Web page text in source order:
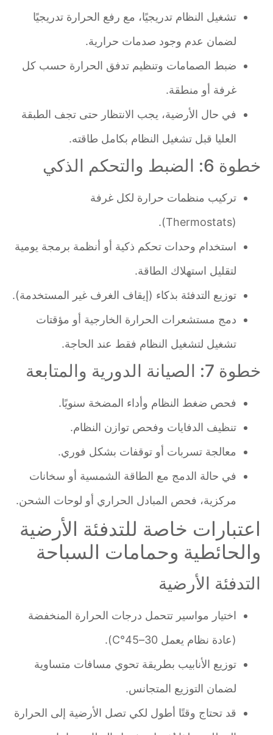
تشغيل النظام تدريجيًا، مع رفع الحرارة تدريجيًا
لضمان عدم وجود صدمات حرارية.
ضبط الصمامات وتنظيم تدفق الحرارة حسب كل
غرفة أو منطقة.
في حال الأرضية، يجب الانتظار حتى تجف الطبقة
العليا قبل تشغيل النظام بكامل طاقته.
خطوة 6: الضبط والتحكم الذكي
تركيب منظمات حرارة لكل غرفة
استخدام وحدات تحكم ذكية أو أنظمة برمجة يومية
لتقليل استهلاك الطاقة.
توزيع التدفئة بذكاء (إيقاف الغرف غير المستخدمة).
دمج مستشعرات الحرارة الخارجية أو مؤقتات
تشغيل لتشغيل النظام فقط عند الحاجة.
خطوة 7: الصيانة الدورية والمتابعة
فحص ضغط النظام وأداء المضخة سنويًا.
تنظيف الدفايات وفحص توازن النظام.
معالجة تسربات أو توقفات بشكل فوري.
في حالة الدمج مع الطاقة الشمسية أو سخانات
مركزية، فحص المبادل الحراري أو لوحات الشحن.
اعتبارات خاصة للتدفئة الأرضية
والحائطية وحمامات السباحة
التدفئة الأرضية
اختيار مواسير تتحمل درجات الحرارة المنخفضة
(عادة نظام يعمل 30–45°C).
توزيع الأنابيب بطريقة تحوي مسافات متساوية
لضمان التوزيع المتجانس.
قد تحتاج وقتًا أطول لكي تصل الأرضية إلى الحرارة